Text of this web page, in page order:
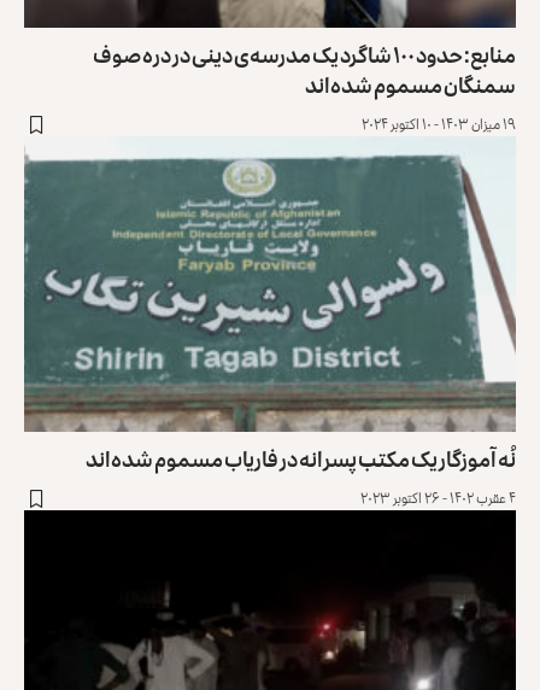
منابع: حدود ۱۰۰ شاگرد یک مدرسه‌ی دینی در دره صوف
سمنگان مسموم شده‌اند
۱۹ میزان ۱۴۰۳ - ۱۰ اکتوبر ۲۰۲۴
نُه آموزگار یک مکتب پسرانه در فاریاب مسموم شده‌اند
۴ عقرب ۱۴۰۲ - ۲۶ اکتوبر ۲۰۲۳